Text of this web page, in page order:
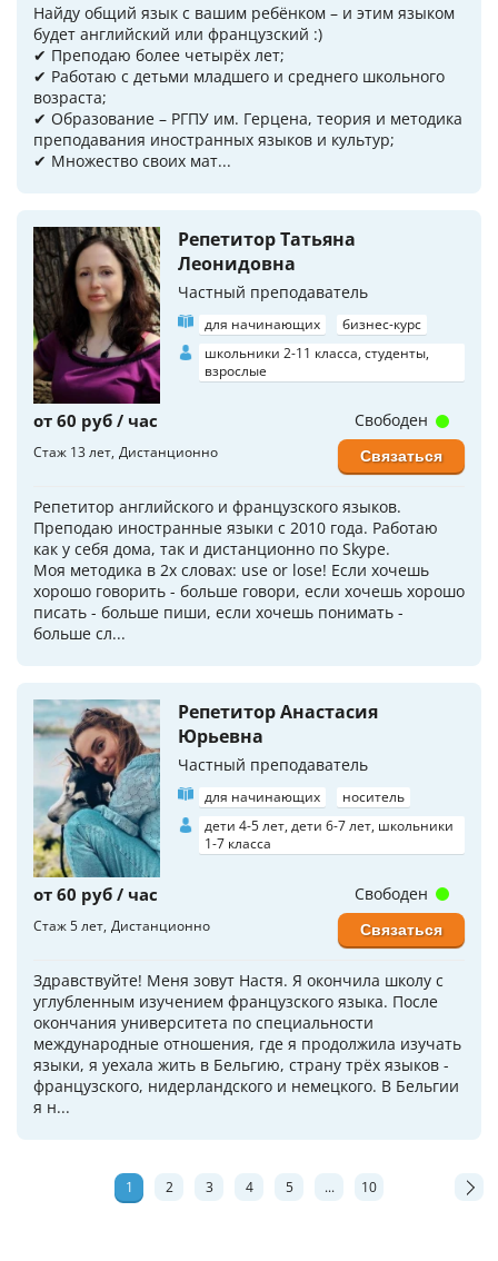
Найду общий язык с вашим ребёнком – и этим языком
будет английский или французский :)
✔ Преподаю более четырёх лет;
✔ Работаю с детьми младшего и среднего школьного
возраста;
✔ Образование – РГПУ им. Герцена, теория и методика
преподавания иностранных языков и культур;
✔ Множество своих мат...
Репетитор Татьяна
Леонидовна
Частный преподаватель
для начинающих
бизнес-курс
школьники 2-11 класса, студенты,
взрослые
от 60 руб / час
Стаж 13 лет Дистанционно
Репетитор английского и французского языков.
Преподаю иностранные языки с 2010 года. Работаю
как у себя дома, так и дистанционно по Skype.
Моя методика в 2х словах: use or lose! Если хочешь
хорошо говорить - больше говори, если хочешь хорошо
писать - больше пиши, если хочешь понимать -
больше сл...
Свободен
Связаться
Репетитор Анастасия
Юрьевна
Частный преподаватель
для начинающих
носитель
дети 4-5 лет, дети 6-7 лет, школьники
1-7 класса
от 60 руб / час
Стаж 5 лет Дистанционно
Здравствуйте! Меня зовут Настя. Я окончила школу с
углубленным изучением французского языка. После
окончания университета по специальности
международные отношения, где я продолжила изучать
языки, я уехала жить в Бельгию, страну трёх языков -
французского, нидерландского и немецкого. В Бельгии
я н...
Свободен
Связаться
1 2 3 4 5 ... 10